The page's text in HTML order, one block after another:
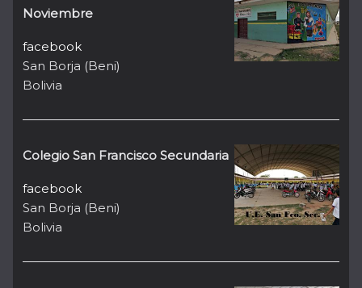
Noviembre
facebook
San Borja (Beni)
Bolivia
Colegio San Francisco Secundaria
facebook
San Borja (Beni)
Bolivia